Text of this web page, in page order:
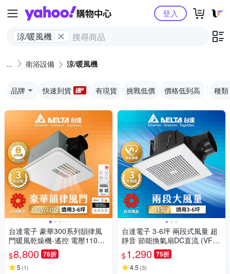
Yahoo購物中心
涼/暖風機
登入
衛浴設備 涼/暖風機
品牌 快速到貨 有現貨 挑戰低價 價格低到高 種類
台達電子 豪華300系列韻律風
門暖風乾燥機-遙控 電壓110V/2
20V VHB30ACMRT-A/VHB30B
CMRT-A/VHB30ACMT-AD/VH
B30BCMT-AD
$8,800 76折
5 (1)
台達電子 3-6坪 兩段式風量 超
靜音 節能換氣扇DC直流 (VFB2
1AXT3)
$1,290 75折
4.5 (3)